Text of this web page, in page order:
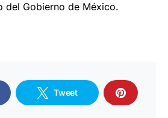
del Gobierno de México.
Tweet